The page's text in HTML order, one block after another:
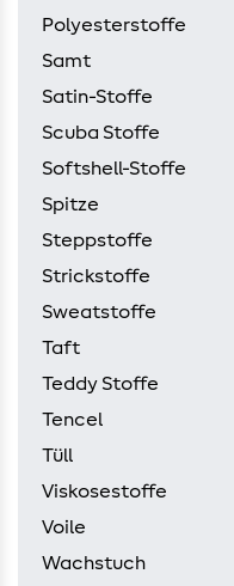
Polyesterstoffe
Samt
Satin-Stoffe
Scuba Stoffe
Softshell-Stoffe
Spitze
Steppstoffe
Strickstoffe
Sweatstoffe
Taft
Teddy Stoffe
Tencel
Tüll
Viskosestoffe
Voile
Wachstuch